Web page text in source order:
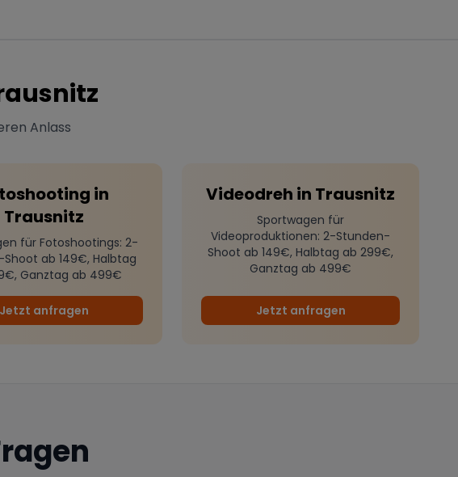
Anlass
in
Trausnitz
für Fotoshootings: 2-
ab 149€, Halbtag
Ganztag ab 499€
Jetzt anfragen
Videodreh in Trausnitz
Sportwagen für
Videoproduktionen: 2-Stunden-
Shoot ab 149€, Halbtag ab 299€,
Ganztag ab 499€
Jetzt anfragen